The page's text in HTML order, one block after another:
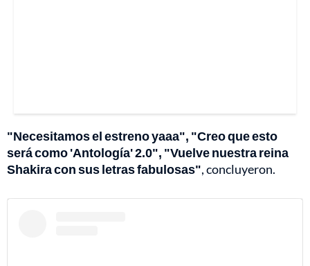
"Necesitamos el estreno yaaa", "Creo que esto
será como 'Antología' 2.0", "Vuelve nuestra reina
Shakira con sus letras fabulosas", concluyeron.